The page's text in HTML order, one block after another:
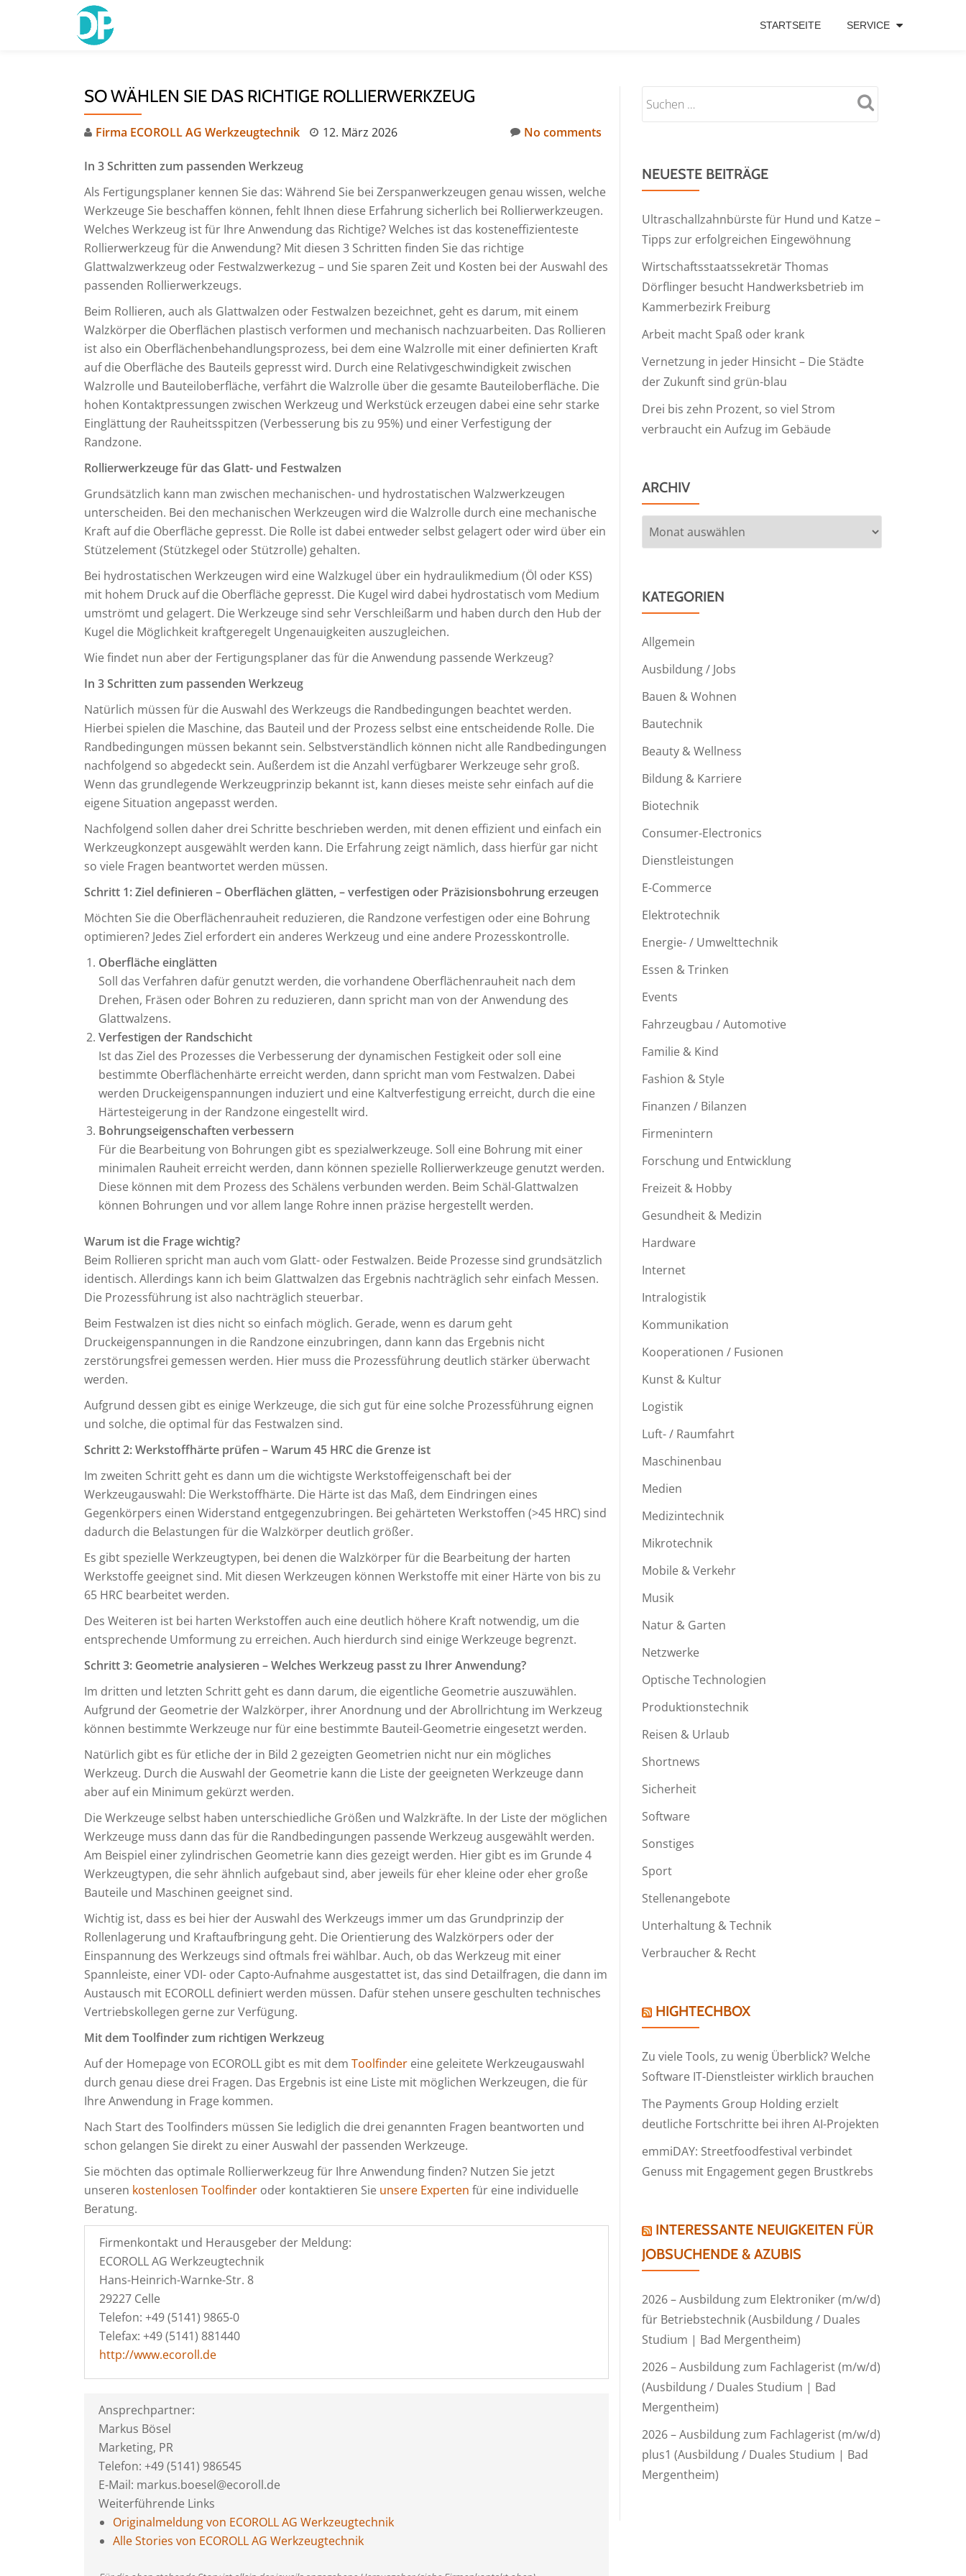
STARTSEITE SERVICE
SO WÄHLEN SIE DAS RICHTIGE ROLLIERWERKZEUG
Firma ECOROLL AG Werkzeugtechnik 12. März 2026 No comments
In 3 Schritten zum passenden Werkzeug
Als Fertigungsplaner kennen Sie das: Während Sie bei Zerspanwerkzeugen genau wissen, welche
Werkzeuge Sie beschaffen können, fehlt Ihnen diese Erfahrung sicherlich bei Rollierwerkzeugen.
Welches Werkzeug ist für Ihre Anwendung das Richtige? Welches ist das kosteneffizienteste
Rollierwerkzeug für die Anwendung? Mit diesen 3 Schritten finden Sie das richtige
Glattwalzwerkzeug oder Festwalzwerkezug – und Sie sparen Zeit und Kosten bei der Auswahl des
passenden Rollierwerkzeugs.
Beim Rollieren, auch als Glattwalzen oder Festwalzen bezeichnet, geht es darum, mit einem
Walzkörper die Oberflächen plastisch verformen und mechanisch nachzuarbeiten. Das Rollieren
ist also ein Oberflächenbehandlungsprozess, bei dem eine Walzrolle mit einer definierten Kraft
auf die Oberfläche des Bauteils gepresst wird. Durch eine Relativgeschwindigkeit zwischen
Walzrolle und Bauteiloberfläche, verfährt die Walzrolle über die gesamte Bauteiloberfläche. Die
hohen Kontaktpressungen zwischen Werkzeug und Werkstück erzeugen dabei eine sehr starke
Einglättung der Rauheitsspitzen (Verbesserung bis zu 95%) und einer Verfestigung der
Randzone.
Rollierwerkzeuge für das Glatt- und Festwalzen
Grundsätzlich kann man zwischen mechanischen- und hydrostatischen Walzwerkzeugen
unterscheiden. Bei den mechanischen Werkzeugen wird die Walzrolle durch eine mechanische
Kraft auf die Oberfläche gepresst. Die Rolle ist dabei entweder selbst gelagert oder wird über ein
Stützelement (Stützkegel oder Stützrolle) gehalten.
Bei hydrostatischen Werkzeugen wird eine Walzkugel über ein hydraulikmedium (Öl oder KSS)
mit hohem Druck auf die Oberfläche gepresst. Die Kugel wird dabei hydrostatisch vom Medium
umströmt und gelagert. Die Werkzeuge sind sehr Verschleißarm und haben durch den Hub der
Kugel die Möglichkeit kraftgeregelt Ungenauigkeiten auszugleichen.
Wie findet nun aber der Fertigungsplaner das für die Anwendung passende Werkzeug?
In 3 Schritten zum passenden Werkzeug
Natürlich müssen für die Auswahl des Werkzeugs die Randbedingungen beachtet werden.
Hierbei spielen die Maschine, das Bauteil und der Prozess selbst eine entscheidende Rolle. Die
Randbedingungen müssen bekannt sein. Selbstverständlich können nicht alle Randbedingungen
nachfolgend so abgedeckt sein. Außerdem ist die Anzahl verfügbarer Werkzeuge sehr groß.
Wenn das grundlegende Werkzeugprinzip bekannt ist, kann dieses meiste sehr einfach auf die
eigene Situation angepasst werden.
Nachfolgend sollen daher drei Schritte beschrieben werden, mit denen effizient und einfach ein
Werkzeugkonzept ausgewählt werden kann. Die Erfahrung zeigt nämlich, dass hierfür gar nicht
so viele Fragen beantwortet werden müssen.
Schritt 1: Ziel definieren – Oberflächen glätten, – verfestigen oder Präzisionsbohrung erzeugen
Möchten Sie die Oberflächenrauheit reduzieren, die Randzone verfestigen oder eine Bohrung
optimieren? Jedes Ziel erfordert ein anderes Werkzeug und eine andere Prozesskontrolle.
Oberfläche einglätten
Soll das Verfahren dafür genutzt werden, die vorhandene Oberflächenrauheit nach dem
Drehen, Fräsen oder Bohren zu reduzieren, dann spricht man von der Anwendung des
Glattwalzens.
Verfestigen der Randschicht
Ist das Ziel des Prozesses die Verbesserung der dynamischen Festigkeit oder soll eine
bestimmte Oberflächenhärte erreicht werden, dann spricht man vom Festwalzen. Dabei
werden Druckeigenspannungen induziert und eine Kaltverfestigung erreicht, durch die eine
Härtesteigerung in der Randzone eingestellt wird.
Bohrungseigenschaften verbessern
Für die Bearbeitung von Bohrungen gibt es spezialwerkzeuge. Soll eine Bohrung mit einer
minimalen Rauheit erreicht werden, dann können spezielle Rollierwerkzeuge genutzt werden.
Diese können mit dem Prozess des Schälens verbunden werden. Beim Schäl-Glattwalzen
können Bohrungen und vor allem lange Rohre innen präzise hergestellt werden.
Warum ist die Frage wichtig?
Beim Rollieren spricht man auch vom Glatt- oder Festwalzen. Beide Prozesse sind grundsätzlich
identisch. Allerdings kann ich beim Glattwalzen das Ergebnis nachträglich sehr einfach Messen.
Die Prozessführung ist also nachträglich steuerbar.
Beim Festwalzen ist dies nicht so einfach möglich. Gerade, wenn es darum geht
Druckeigenspannungen in die Randzone einzubringen, dann kann das Ergebnis nicht
zerstörungsfrei gemessen werden. Hier muss die Prozessführung deutlich stärker überwacht
werden.
Aufgrund dessen gibt es einige Werkzeuge, die sich gut für eine solche Prozessführung eignen
und solche, die optimal für das Festwalzen sind.
Schritt 2: Werkstoffhärte prüfen – Warum 45 HRC die Grenze ist
Im zweiten Schritt geht es dann um die wichtigste Werkstoffeigenschaft bei der
Werkzeugauswahl: Die Werkstoffhärte. Die Härte ist das Maß, dem Eindringen eines
Gegenkörpers einen Widerstand entgegenzubringen. Bei gehärteten Werkstoffen (>45 HRC) sind
dadurch die Belastungen für die Walzkörper deutlich größer.
Es gibt spezielle Werkzeugtypen, bei denen die Walzkörper für die Bearbeitung der harten
Werkstoffe geeignet sind. Mit diesen Werkzeugen können Werkstoffe mit einer Härte von bis zu
65 HRC bearbeitet werden.
Des Weiteren ist bei harten Werkstoffen auch eine deutlich höhere Kraft notwendig, um die
entsprechende Umformung zu erreichen. Auch hierdurch sind einige Werkzeuge begrenzt.
Schritt 3: Geometrie analysieren – Welches Werkzeug passt zu Ihrer Anwendung?
Im dritten und letzten Schritt geht es dann darum, die eigentliche Geometrie auszuwählen.
Aufgrund der Geometrie der Walzkörper, ihrer Anordnung und der Abrollrichtung im Werkzeug
können bestimmte Werkzeuge nur für eine bestimmte Bauteil-Geometrie eingesetzt werden.
Natürlich gibt es für etliche der in Bild 2 gezeigten Geometrien nicht nur ein mögliches
Werkzeug. Durch die Auswahl der Geometrie kann die Liste der geeigneten Werkzeuge dann
aber auf ein Minimum gekürzt werden.
Die Werkzeuge selbst haben unterschiedliche Größen und Walzkräfte. In der Liste der möglichen
Werkzeuge muss dann das für die Randbedingungen passende Werkzeug ausgewählt werden.
Am Beispiel einer zylindrischen Geometrie kann dies gezeigt werden. Hier gibt es im Grunde 4
Werkzeugtypen, die sehr ähnlich aufgebaut sind, aber jeweils für eher kleine oder eher große
Bauteile und Maschinen geeignet sind.
Wichtig ist, dass es bei hier der Auswahl des Werkzeugs immer um das Grundprinzip der
Rollenlagerung und Kraftaufbringung geht. Die Orientierung des Walzkörpers oder der
Einspannung des Werkzeugs sind oftmals frei wählbar. Auch, ob das Werkzeug mit einer
Spannleiste, einer VDI- oder Capto-Aufnahme ausgestattet ist, das sind Detailfragen, die dann im
Austausch mit ECOROLL definiert werden müssen. Dafür stehen unsere geschulten technisches
Vertriebskollegen gerne zur Verfügung.
Mit dem Toolfinder zum richtigen Werkzeug
Auf der Homepage von ECOROLL gibt es mit dem Toolfinder eine geleitete Werkzeugauswahl
durch genau diese drei Fragen. Das Ergebnis ist eine Liste mit möglichen Werkzeugen, die für
Ihre Anwendung in Frage kommen.
Nach Start des Toolfinders müssen Sie lediglich die drei genannten Fragen beantworten und
schon gelangen Sie direkt zu einer Auswahl der passenden Werkzeuge.
Sie möchten das optimale Rollierwerkzeug für Ihre Anwendung finden? Nutzen Sie jetzt
unseren kostenlosen Toolfinder oder kontaktieren Sie unsere Experten für eine individuelle
Beratung.
Firmenkontakt und Herausgeber der Meldung:
ECOROLL AG Werkzeugtechnik
Hans-Heinrich-Warnke-Str. 8
29227 Celle
Telefon: +49 (5141) 9865-0
Telefax: +49 (5141) 881440
http://www.ecoroll.de
Ansprechpartner:
Markus Bösel
Marketing, PR
Telefon: +49 (5141) 986545
E-Mail: markus.boesel@ecoroll.de
Weiterführende Links
Originalmeldung von ECOROLL AG Werkzeugtechnik
Alle Stories von ECOROLL AG Werkzeugtechnik
NEUESTE BEITRÄGE
Ultraschallzahnbürste für Hund und Katze –
Tipps zur erfolgreichen Eingewöhnung
Wirtschaftsstaatssekretär Thomas
Dörflinger besucht Handwerksbetrieb im
Kammerbezirk Freiburg
Arbeit macht Spaß oder krank
Vernetzung in jeder Hinsicht – Die Städte
der Zukunft sind grün-blau
Drei bis zehn Prozent, so viel Strom
verbraucht ein Aufzug im Gebäude
ARCHIV
Archiv
KATEGORIEN
Allgemein
Ausbildung / Jobs
Bauen & Wohnen
Bautechnik
Beauty & Wellness
Bildung & Karriere
Biotechnik
Consumer-Electronics
Dienstleistungen
E-Commerce
Elektrotechnik
Energie- / Umwelttechnik
Essen & Trinken
Events
Fahrzeugbau / Automotive
Familie & Kind
Fashion & Style
Finanzen / Bilanzen
Firmenintern
Forschung und Entwicklung
Freizeit & Hobby
Gesundheit & Medizin
Hardware
Internet
Intralogistik
Kommunikation
Kooperationen / Fusionen
Kunst & Kultur
Logistik
Luft- / Raumfahrt
Maschinenbau
Medien
Medizintechnik
Mikrotechnik
Mobile & Verkehr
Musik
Natur & Garten
Netzwerke
Optische Technologien
Produktionstechnik
Reisen & Urlaub
Shortnews
Sicherheit
Software
Sonstiges
Sport
Stellenangebote
Unterhaltung & Technik
Verbraucher & Recht
HIGHTECHBOX
Zu viele Tools, zu wenig Überblick? Welche
Software IT-Dienstleister wirklich brauchen
The Payments Group Holding erzielt
deutliche Fortschritte bei ihren AI-Projekten
emmiDAY: Streetfoodfestival verbindet
Genuss mit Engagement gegen Brustkrebs
INTERESSANTE NEUIGKEITEN FÜR
JOBSUCHENDE & AZUBIS
2026 – Ausbildung zum Elektroniker (m/w/d)
für Betriebstechnik (Ausbildung / Duales
Studium | Bad Mergentheim)
2026 – Ausbildung zum Fachlagerist (m/w/d)
(Ausbildung / Duales Studium | Bad
Mergentheim)
2026 – Ausbildung zum Fachlagerist (m/w/d)
plus1 (Ausbildung / Duales Studium | Bad
Mergentheim)